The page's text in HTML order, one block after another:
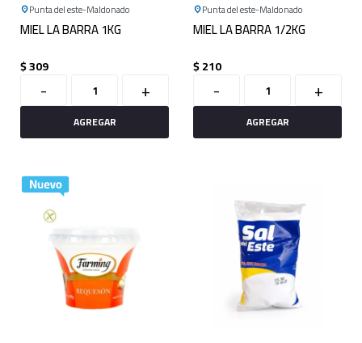
Punta del este Maldonado
MIEL LA BARRA 1KG
$309
- +
Punta del este Maldonado
MIEL LA BARRA 1/2KG
$210
- +